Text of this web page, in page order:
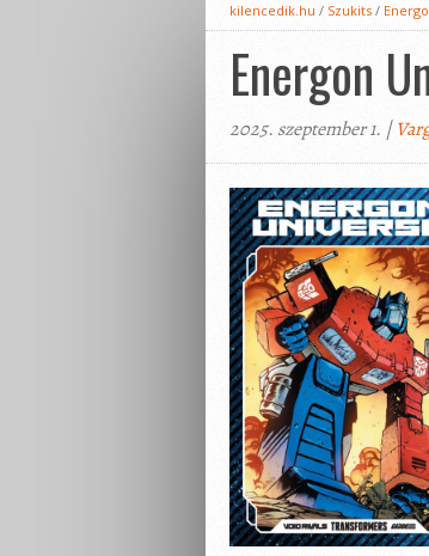
kilencedik.hu / Szukits /
Energon
2025. szeptember 1. |